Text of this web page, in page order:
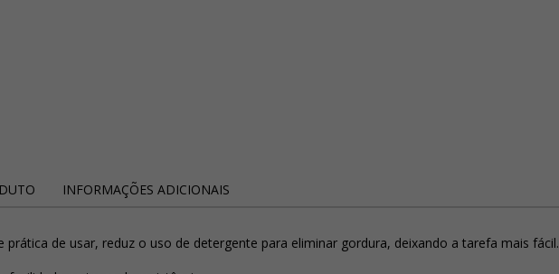
INFORMAÇÕES ADICIONAIS
de usar, reduz o uso de detergente para eliminar gordura, deixando a tarefa mais fácil.